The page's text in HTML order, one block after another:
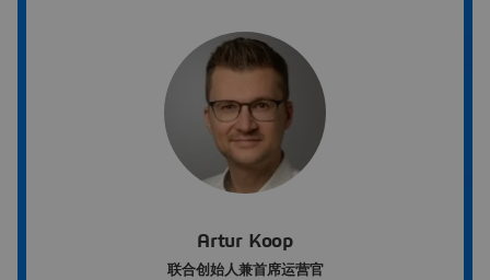
Artur Koop
联合创始人兼首席运营官